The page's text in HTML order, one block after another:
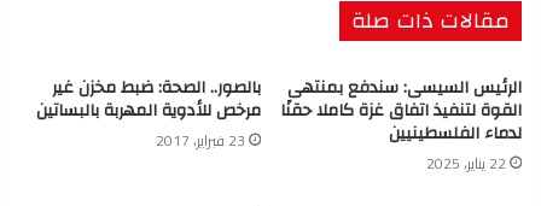
مقالات ذات صلة
الرئيس السيسى: سندفع بمنتهى
القوة لتنفيذ اتفاق غزة كاملا حقنًا
لدماء الفلسطينيين
22 يناير، 2025
بالصور.. الصحة: ضبط مخزن غير
مرخص للأدوية المهربة بالبساتين
23 فبراير، 2017